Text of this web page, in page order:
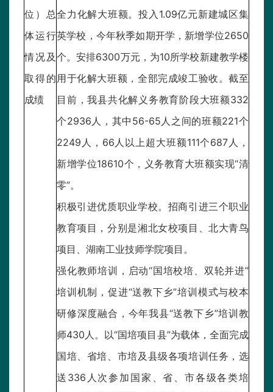
位）总
体运行
情况及
取得的
成绩
全力化解大班额。投入1.09亿元新建城区集
英学校，今年秋季如期开学，新增学位2650
个。安排6300万元，为10所学校新建教学楼
用于化解大班额，全部完成竣工验收。截至
目前，我县共化解义务教育阶段大班额332
个2936人，其中56-65人之间的班额221个
2249人，66人以上超大班额111个687人，
新增学位18610个，义务教育大班额实现“清
零”。
积极引进优质职业学校。招商引进三个职业
教育项目，分别是湘北女校项目、北大青鸟
项目、湖南工业技师学院项目。
强化教师培训，启动“国培校培、双轮并进”
培训机制，促进“送教下乡”培训模式与校本
研修深度融合，今年我县“送教下乡”培训教
师430人。以“国培项目县”为载体，全面完成
国培、省培、市培及县级各项培训任务，选
送336人次参加国家、省、市各级各类培